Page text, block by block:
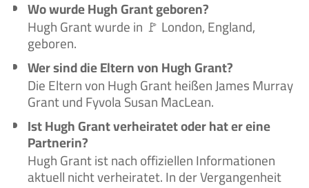
Wo wurde Hugh Grant geboren?
Hugh Grant wurde in 🚩 London, England,
geboren.
Wer sind die Eltern von Hugh Grant?
Die Eltern von Hugh Grant heißen James Murray
Grant und Fyvola Susan MacLean.
Ist Hugh Grant verheiratet oder hat er eine
Partnerin?
Hugh Grant ist nach offiziellen Informationen
aktuell nicht verheiratet. In der Vergangenheit